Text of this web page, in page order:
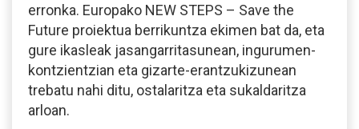
erronka. Europako NEW STEPS – Save the
Future proiektua berrikuntza ekimen bat da, eta
gure ikasleak jasangarritasunean, ingurumen-
kontzientzian eta gizarte-erantzukizunean
trebatu nahi ditu, ostalaritza eta sukaldaritza
arloan.